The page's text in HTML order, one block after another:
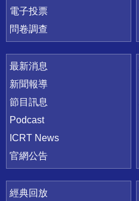
電子投票
問卷調查
最新消息
新聞報導
節目訊息
Podcast
ICRT News
官網公告
經典回放